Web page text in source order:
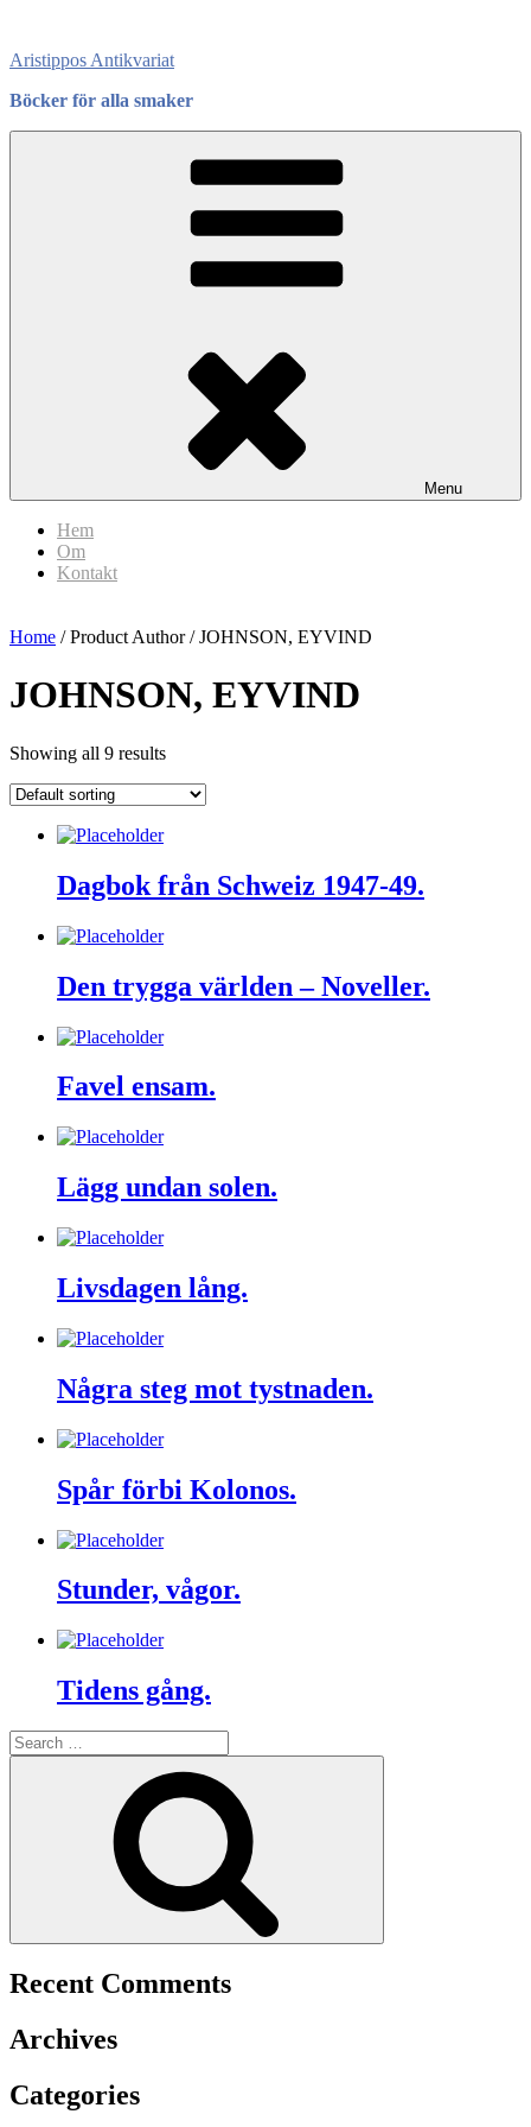
content
Aristippos Antikvariat
Böcker för alla smaker
Menu
Hem
Om
Kontakt
Home / Product Author / JOHNSON, EYVIND
JOHNSON, EYVIND
Showing all 9 results
Dagbok från Schweiz 1947-49.
Den trygga världen – Noveller.
Favel ensam.
Lägg undan solen.
Livsdagen lång.
Några steg mot tystnaden.
Spår förbi Kolonos.
Stunder, vågor.
Tidens gång.
Search
for:
Recent Comments
Archives
Categories